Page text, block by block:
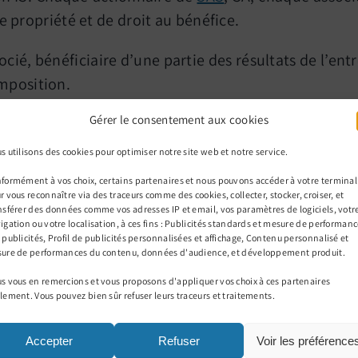
Gérer le consentement aux cookies
utilisons des cookies pour optimiser notre site web et notre service.
à vos choix, certains partenaires et nous pouvons accéder à votre terminal
vous reconnaître via des traceurs comme des cookies, collecter, stocker, croiser, et
des données comme vos adresses IP et email, vos paramètres de logiciels,
ou votre localisation, à ces fins : Publicités standards et mesure de
publicités, Profil de publicités personnalisées et affichage, Contenu personnalisé et
de performances du contenu, données d'audience, et développement produit.
vous en remercions et vous proposons d'appliquer vos choix à ces partenaires
Vous pouvez bien sûr refuser leurs traceurs et traitements.
Accepter Refuser Voir les
propriété et de droit au bénéfice.
bénéficiaire d’une partie des résultats de
impôt personnel. La société ne paiera donc
ou artisanale, il conviendra de déclarer votre
si vous n’êtes qu’associé.
la part des bénéfices en catégorie BNC, en
dans leur fonction de dirigeant n’est pas
société à l’impôt sur le